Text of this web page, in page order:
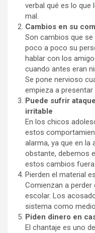
verbal qué es lo que
mal.
Cambios en su
Son cambios que
poco a poco su
hablar con los
cuando antes eran
Se pone nervioso
empieza a
Puede sufrir
irritable
En los chicos
estos
alarma, ya que en la
obstante, debemos
estos cambios
Pierden el material
Comienzan a
escolar. Los
sistema como
Piden dinero en
El chantaje es uno